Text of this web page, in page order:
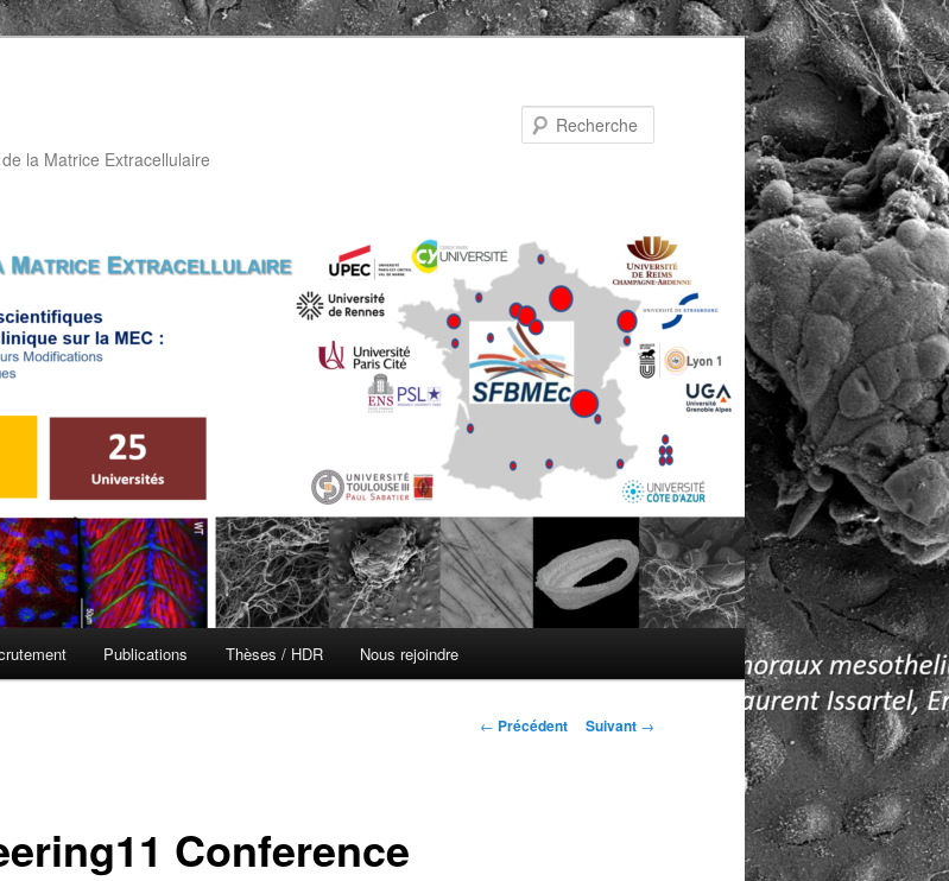
la Matrice Extracellulaire
Publications Thèses / HDR Nous rejoindre
Navigation
← Précédent Suivant →
Conference